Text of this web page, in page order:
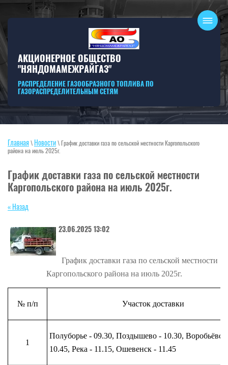
АКЦИОНЕРНОЕ ОБЩЕСТВО
"НЯНДОМАМЕЖРАЙГАЗ"
РАСПРЕДЕЛЕНИЕ ГАЗООБРАЗНОГО ТОПЛИВА ПО
ГАЗОРАСПРЕДЕЛИТЕЛЬНЫМ СЕТЯМ
Главная \ Новости \ График доставки газа по сельской местности Каргопольского
района на июль 2025г.
График доставки газа по сельской местности
Каргопольского района на июль 2025г.
« Назад
23.06.2025 13:02
График доставки газа по сельской местности
Каргопольского района на июль 2025г.
№ п/п Участок доставки
1
Полуборье - 09.30, Поздышево - 10.30,
10.45, Река - 11.15, Ошевенск - 11.45